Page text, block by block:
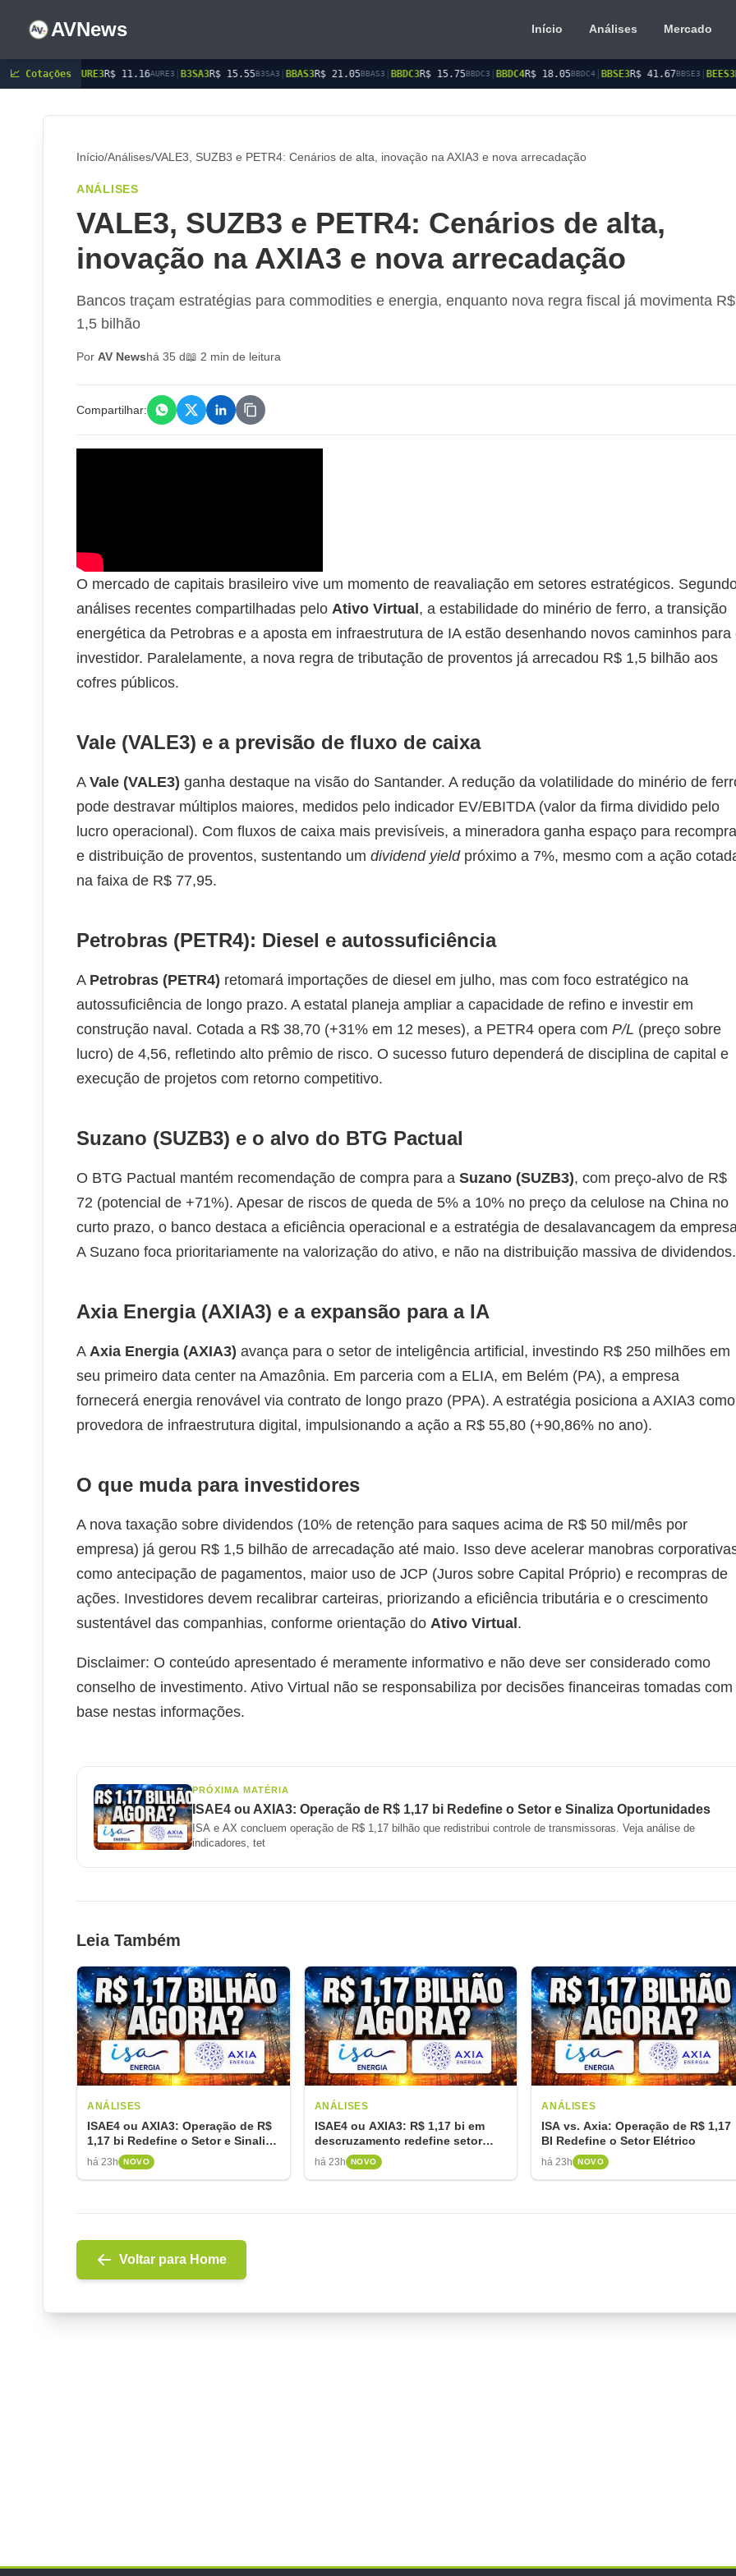
AVNews Início Análises Mercado
📈 Cotações
|AURE3R$ 11.16AURE3| B3SA3R$ 15.55B3SA3| BBAS3R$ 21.05BBAS3| BBDC3R$ 15.75BBDC3| BBDC4R$ 18.05BBDC4| BBSE3R$ 41.67BBSE3| BEES3R$ 8.94
Início/Análises/VALE3, SUZB3 e PETR4: Cenários de alta, inovação na AXIA3 e nova arrecadação
ANÁLISES
VALE3, SUZB3 e PETR4: Cenários de alta,
inovação na AXIA3 e nova arrecadação
Bancos traçam estratégias para commodities e energia, enquanto nova regra fiscal já movimenta R$
1,5 bilhão
Por AV Newshá 35 d📖 2 min de leitura
Compartilhar:
O mercado de capitais brasileiro vive um momento de reavaliação em setores estratégicos.
análises recentes compartilhadas pelo Ativo Virtual , a estabilidade do minério de ferro, a transição
energética da Petrobras e a aposta em infraestrutura de IA estão desenhando novos caminhos para
investidor. Paralelamente, a nova regra de tributação de proventos já arrecadou R$ 1,5 bilhão aos
cofres públicos.
Vale (VALE3) e a previsão de fluxo de caixa
A Vale (VALE3) ganha destaque na visão do Santander. A redução da volatilidade do minério de
pode destravar múltiplos maiores, medidos pelo indicador EV/EBITDA (valor da firma dividido pelo
lucro operacional). Com fluxos de caixa mais previsíveis, a mineradora ganha espaço para
e distribuição de proventos, sustentando um dividend yieldpróximo a 7%, mesmo com a ação
na faixa de R$ 77,95.
Petrobras (PETR4): Diesel e autossuficiência
A Petrobras (PETR4) retomará importações de diesel em julho, mas com foco estratégico na
autossuficiência de longo prazo. A estatal planeja ampliar a capacidade de refino e investir em
construção naval. Cotada a R$ 38,70 (+31% em 12 meses), a PETR4 opera com P/L (preço sobre
lucro) de 4,56, refletindo alto prêmio de risco. O sucesso futuro dependerá de disciplina de capital e
execução de projetos com retorno competitivo.
Suzano (SUZB3) e o alvo do BTG Pactual
O BTG Pactual mantém recomendação de compra para a Suzano (SUZB3), com preço-alvo de R$
72 (potencial de +71%). Apesar de riscos de queda de 5% a 10% no preço da celulose na China no
curto prazo, o banco destaca a eficiência operacional e a estratégia de desalavancagem da
A Suzano foca prioritariamente na valorização do ativo, e não na distribuição massiva de dividendos.
Axia Energia (AXIA3) e a expansão para a IA
A Axia Energia (AXIA3) avança para o setor de inteligência artificial, investindo R$ 250 milhões em
seu primeiro data center na Amazônia. Em parceria com a ELIA, em Belém (PA), a empresa
fornecerá energia renovável via contrato de longo prazo (PPA). A estratégia posiciona a AXIA3 como
provedora de infraestrutura digital, impulsionando a ação a R$ 55,80 (+90,86% no ano).
O que muda para investidores
A nova taxação sobre dividendos (10% de retenção para saques acima de R$ 50 mil/mês por
empresa) já gerou R$ 1,5 bilhão de arrecadação até maio. Isso deve acelerar manobras
como antecipação de pagamentos, maior uso de JCP (Juros sobre Capital Próprio) e recompras de
ações. Investidores devem recalibrar carteiras, priorizando a eficiência tributária e o crescimento
sustentável das companhias, conforme orientação do Ativo Virtual .
Disclaimer: O conteúdo apresentado é meramente informativo e não deve ser considerado como
conselho de investimento. Ativo Virtual não se responsabiliza por decisões financeiras tomadas com
base nestas informações.
PRÓXIMA MATÉRIA
ISAE4 ou AXIA3: Operação de R$ 1,17 bi Redefine o Setor e Sinaliza Oportunidades
ISA e AX concluem operação de R$ 1,17 bilhão que redistribui controle de transmissoras. Veja análise de
indicadores, tet
Leia Também
ANÁLISES
ISAE4 ou AXIA3: Operação de R$
1,17 bi Redefine o Setor e Sinaliza
Oportunidades
há 23h NOVO
ANÁLISES
ISAE4 ou AXIA3: R$ 1,17 bi em
descruzamento redefine setor
elétrico
há 23h NOVO
ANÁLISES
ISA vs. Axia: Operação de R$ 1,17
BI Redefine o Setor Elétrico
há 23h NOVO
Voltar para Home